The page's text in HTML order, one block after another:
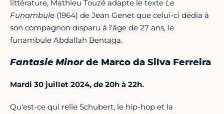
littérature, Mathieu Touzé adapte le texte Le
Funambule (1964) de Jean Genet que celui-ci dédia à
son compagnon disparu à l'âge de 27 ans, le
funambule Abdallah Bentaga.
Fantasie Minorde Marco da Silva Ferreira
Mardi 30 juillet 2024, de 20h à 22h.
Qu'est-ce qui relie Schubert, le hip-hop et la